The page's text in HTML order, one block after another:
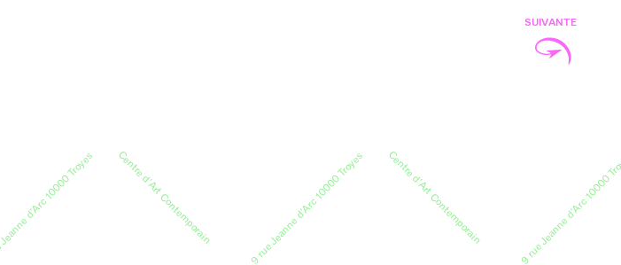
SUIVANTE
9 rue Jeanne d’Arc 10000 Troyes Centre d’Art Contemporain 9 rue Jeanne d’Arc 10000 Troyes Centre d’Art Contemporain 9 rue Jeanne d’Arc